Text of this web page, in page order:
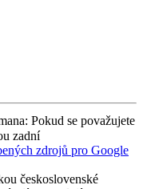
Pokud se považujete
zadní
zdrojů pro Google
československé